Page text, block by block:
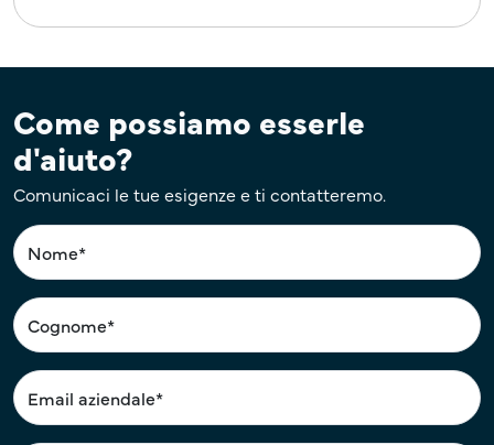
Come possiamo esserle
d'aiuto?
Comunicaci le tue esigenze e ti contatteremo.